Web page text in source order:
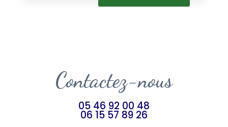
Contactez-nous
05 46 92 00 48
06 15 57 89 26